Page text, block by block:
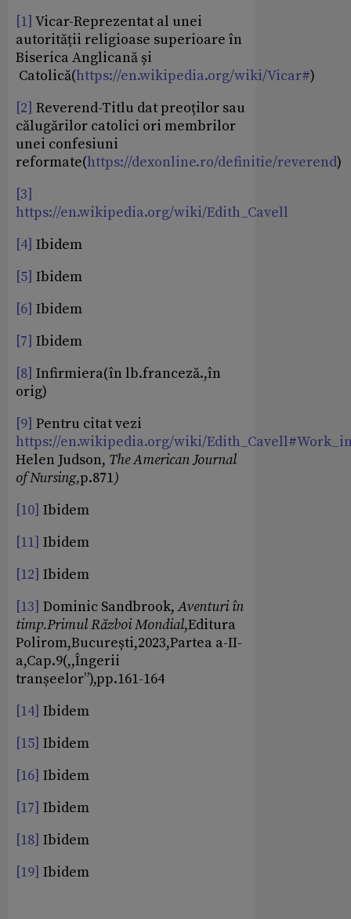
[1] Vicar-Reprezentat al unei
autorității religioase superioare în
Biserica Anglicană și
Catolică(https://en.wikipedia.org/wiki/Vicar#)
[2] Reverend-Titlu dat preoților sau
călugărilor catolici ori membrilor
unei confesiuni
reformate(https://dexonline.ro/definitie/reverend)
[3]
https://en.wikipedia.org/wiki/Edith_Cavell
[4] Ibidem
[5] Ibidem
[6] Ibidem
[7] Ibidem
[8] Infirmiera(în lb.franceză.,în
orig)
[9] Pentru citat vezi
https://en.wikipedia.org/wiki/
Helen Judson, The American Journal
of Nursing,p.871)
[10] Ibidem
[11] Ibidem
[12] Ibidem
[13] Dominic Sandbrook,Aventuri în
timp.Primul Război Mondial,Editura
Polirom,București,2023,Partea a-II-
a,Cap.9(,,Îngerii
tranșeelor”),pp.161-164
[14] Ibidem
[15] Ibidem
[16] Ibidem
[17] Ibidem
[18] Ibidem
[19] Ibidem